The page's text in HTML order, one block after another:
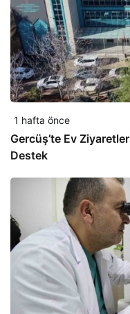
1 hafta önce
Gercüş’te Ev
Destek